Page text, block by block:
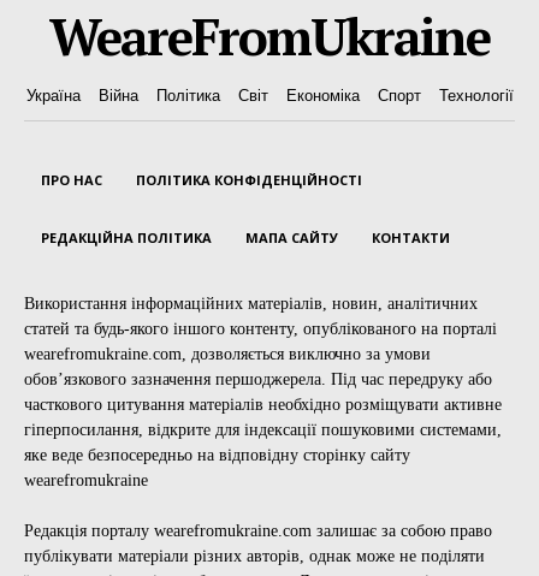
WeareFromUkraine
Україна Війна Політика Світ Економіка Спорт Технології
ПРО НАС ПОЛІТИКА КОНФІДЕНЦІЙНОСТІ
РЕДАКЦІЙНА ПОЛІТИКА МАПА САЙТУ КОНТАКТИ
Використання інформаційних матеріалів, новин, аналітичних
статей та будь-якого іншого контенту, опублікованого на порталі
wearefromukraine.com, дозволяється виключно за умови
обов’язкового зазначення першоджерела. Під час передруку або
часткового цитування матеріалів необхідно розміщувати активне
гіперпосилання, відкрите для індексації пошуковими системами,
яке веде безпосередньо на відповідну сторінку сайту
wearefromukraine
Редакція порталу wearefromukraine.com залишає за собою право
публікувати матеріали різних авторів, однак може не поділяти